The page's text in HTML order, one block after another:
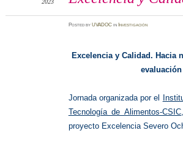
2023
PostedbyUVADOC in Investigación
Excelencia y Calidad. Hacia
evaluación
Jornada organizada por el
Tecnología de Alimentos-CSIC
proyecto Excelencia Severo